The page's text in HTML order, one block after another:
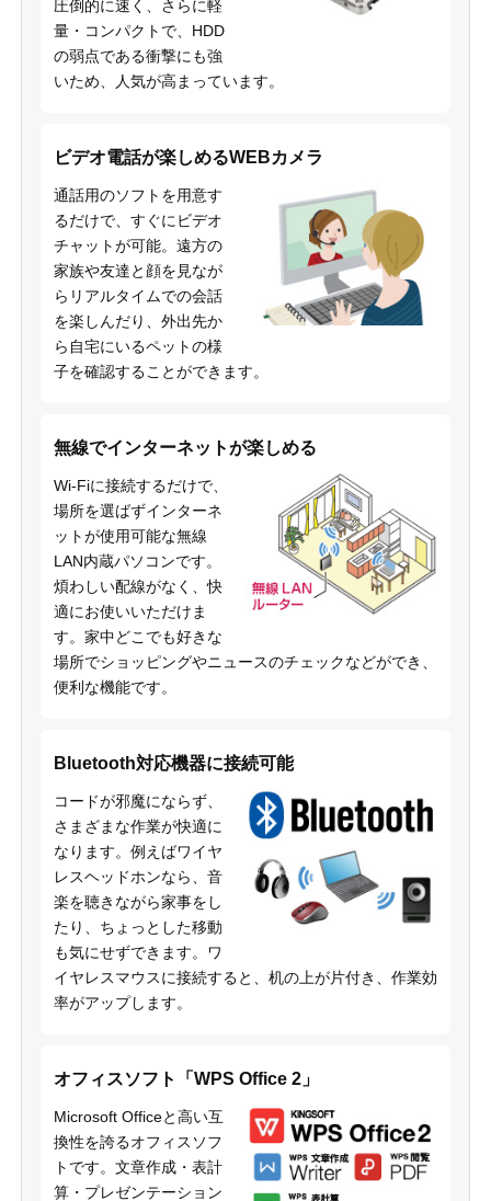
圧倒的に速く、さらに軽
量・コンパクトで、HDD
の弱点である衝撃にも強
いため、人気が高まっています。
ビデオ電話が楽しめるWEBカメラ
通話用のソフトを用意す
るだけで、すぐにビデオ
チャットが可能。遠方の
家族や友達と顔を見なが
らリアルタイムでの会話
を楽しんだり、外出先か
ら自宅にいるペットの様
子を確認することができます。
無線でインターネットが楽しめる
Wi-Fiに接続するだけで、
場所を選ばずインターネ
ットが使用可能な無線
LAN内蔵パソコンです。
煩わしい配線がなく、快
適にお使いいただけま
す。家中どこでも好きな
場所でショッピングやニュースのチェックなどができ、
便利な機能です。
Bluetooth対応機器に接続可能
コードが邪魔にならず、
さまざまな作業が快適に
なります。例えばワイヤ
レスヘッドホンなら、音
楽を聴きながら家事をし
たり、ちょっとした移動
も気にせずできます。ワ
イヤレスマウスに接続すると、机の上が片付き、作業効
率がアップします。
オフィスソフト「WPS Office 2」
Microsoft Officeと高い互
換性を誇るオフィスソフ
トです。文章作成・表計
算・プレゼンテーション